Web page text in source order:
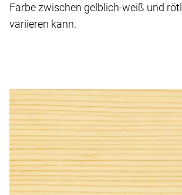
Farbe zwischen gelblich-weiß und
variieren kann.